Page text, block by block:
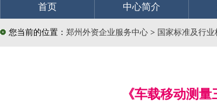
首页 中心简介
您当前的位置： 郑州外资企业服务中心 > 国家标准及行业
《车载移动测